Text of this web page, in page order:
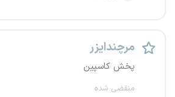
مرچندایزر
پخش کاسپین
منقضی شده